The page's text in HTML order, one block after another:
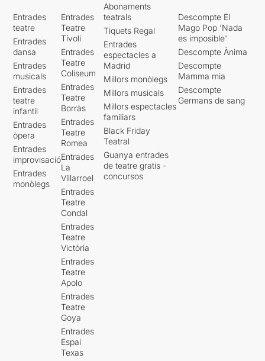
Entrades
teatre
Entrades
dansa
Entrades
musicals
Entrades
teatre
infantil
Entrades
òpera
Entrades
improvisació
Entrades
monòlegs
Entrades
Teatre
Tívoli
Entrades
Teatre
Coliseum
Entrades
Teatre
Borràs
Entrades
Teatre
Romea
Entrades
La
Villarroel
Entrades
Teatre
Condal
Entrades
Teatre
Victòria
Entrades
Teatre
Apolo
Entrades
Teatre
Goya
Entrades
Espai
Texas
Abonaments
teatrals
Tiquets Regal
Entrades
espectacles a
Madrid
Millors monòlegs
Millors musicals
Millors espectacles
familiars
Black Friday
Teatral
Guanya entrades
de teatre gratis -
concursos
Descompte El
Mago Pop 'Nada
es imposible'
Descompte Ànima
Descompte
Mamma mia
Descompte
Germans de sang